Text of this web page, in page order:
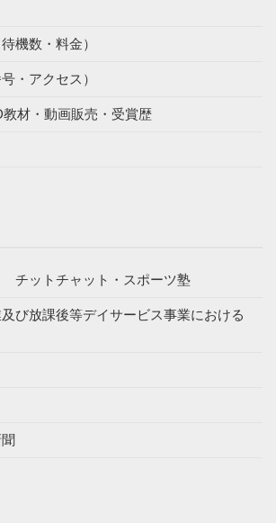
機数・料金）
・アクセス）
材・動画販売・受賞歴
チットチャット・スポーツ塾
び放課後等デイサービス事業における